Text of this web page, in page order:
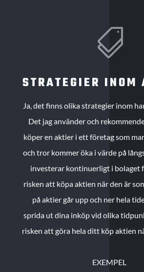

STRATEGIER INOM
Ja, det finns olika strategier inom
Det jag använder och
köper en aktier i ett företag som
och tror kommer öka i värde på
investerar kontinuerligt i bolaget
risken att köpa aktien när den är
på aktier går upp och ner hela
sprida ut dina inköp vid olika
risken att göra hela ditt köp aktien
EXEMPEL